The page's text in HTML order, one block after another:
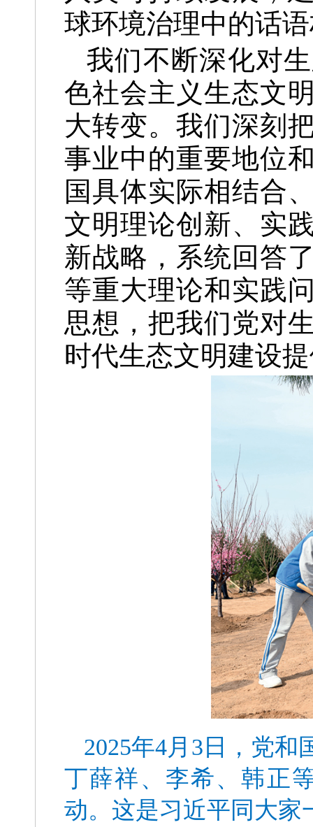
球环境治理中的话
我们不断深化对
色社会主义生态文
大转变。我们深刻
事业中的重要地位
国具体实际相结合
文明理论创新、实
新战略，系统回答
等重大理论和实践
思想，把我们党对
时代生态文明建设
2025年4月3日，党
丁薛祥、李希、韩正
动。这是习近平同大